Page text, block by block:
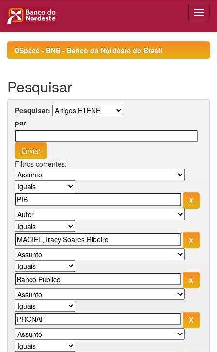
navigationDSpace - BNB - Banco do Nordeste do Brasil
Pesquisar
Pesquisar:
por
Filtros correntes: